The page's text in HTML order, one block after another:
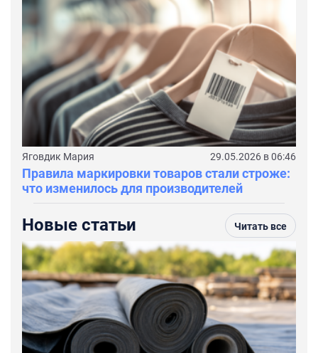
Яговдик Мария 29.05.2026 в 06:46
Правила маркировки товаров стали строже:
что изменилось для производителей
Новые статьи Читать все